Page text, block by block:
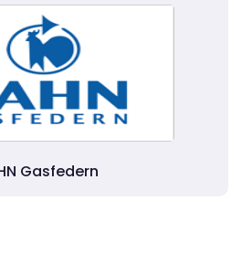
Gasfedern